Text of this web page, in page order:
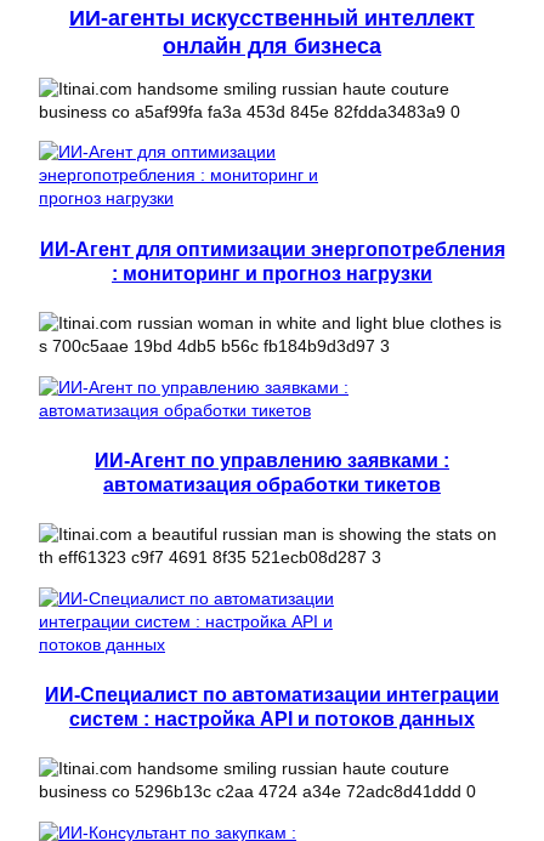
ИИ-агенты искусственный интеллект
онлайн для бизнеса
ИИ-Агент для оптимизации энергопотребления
: мониторинг и прогноз нагрузки
ИИ-Агент по управлению заявками :
автоматизация обработки тикетов
ИИ-Специалист по автоматизации интеграции
систем : настройка API и потоков данных